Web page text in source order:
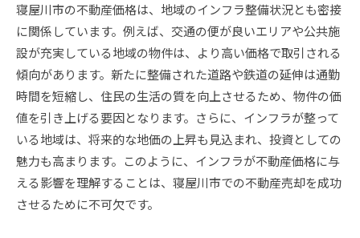
不動産売却におけるリスクマネジメント
地域に精通した査定業者が寝屋川市で果たす役割
地元の査定業者が提供する付加価値
地域情報を活用した精度の高い査定
寝屋川市の市場動向に基づくアドバイス
地域特有の法律や規制の理解
地元ネットワークを活用した売却支援
地域密着型サービスの利点
寝屋川市での不動産売却を成功に導く最終チェック
寝屋川市の不動産価格は、地域のインフラ整備状況とも密接
に関係しています。例えば、交通の便が良いエリアや公共施
設が充実している地域の物件は、より高い価格で取引される
傾向があります。新たに整備された道路や鉄道の延伸は通勤
時間を短縮し、住民の生活の質を向上させるため、物件の価
値を引き上げる要因となります。さらに、インフラが整って
いる地域は、将来的な地価の上昇も見込まれ、投資としての
魅力も高まります。このように、インフラが不動産価格に与
える影響を理解することは、寝屋川市での不動産売却を成功
させるために不可欠です。